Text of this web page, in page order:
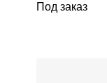
Под заказ